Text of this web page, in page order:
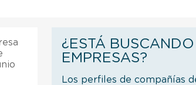
¿ESTÁ
EMPRESAS?
Los perfiles de compañías